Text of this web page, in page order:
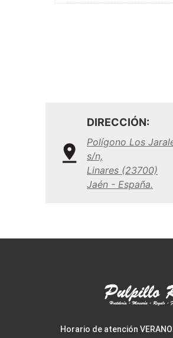
DIRECCIÓN:
Polígono Los
s/n,
Linares (23700)
Jaén - España.
Horario de atención